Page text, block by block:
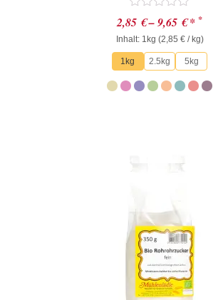
Bewertet
mit
0
von
5
2,85 €–9,65 €* *
Inhalt: 1kg (2,85 €/ kg)
1kg 2.5kg 5kg